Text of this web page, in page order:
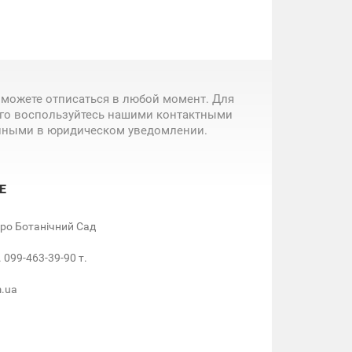
отписаться в любой момент. Для
воспользуйтесь нашими контактными
в юридическом уведомлении.
Ботанічний Сад
463-39-90 т.